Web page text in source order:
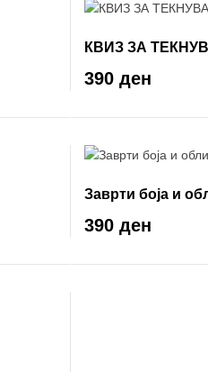
КВИЗ ЗА
390 ден
Заврти боја и
390 ден